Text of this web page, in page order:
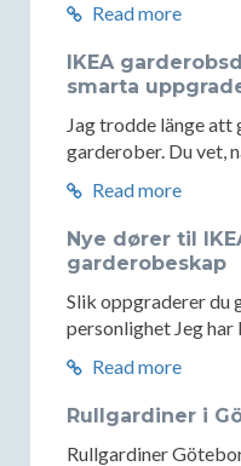
Read more
IKEA
smarta
Jag trodde länge
garderober. Du vet,
Read more
Nye dører til
garderobeskap
Slik oppgraderer du
personlighet Jeg
Read more
Rullgardiner i
Rullgardiner